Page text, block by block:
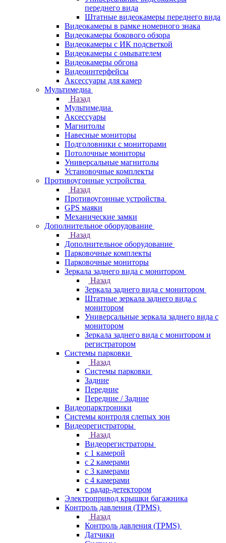
переднего вида
Штатные видеокамеры переднего вида
Видеокамеры в рамке номерного знака
Видеокамеры бокового обзора
Видеокамеры с ИК подсветкой
Видеокамеры с омывателем
Видеокамеры обгона
Видеоинтерфейсы
Аксессуары для камер
Мультимедиа
Назад
Мультимедиа
Аксессуары
Магнитолы
Навесные мониторы
Подголовники с мониторами
Потолочные мониторы
Универсальные магнитолы
Установочные комплекты
Противоугонные устройства
Назад
Противоугонные устройства
GPS маяки
Механические замки
Дополнительное оборудование
Назад
Дополнительное оборудование
Парковочные комплекты
Парковочные мониторы
Зеркала заднего вида с монитором
Назад
Зеркала заднего вида с монитором
Штатные зеркала заднего вида с
монитором
Универсальные зеркала заднего вида с
монитором
Зеркала заднего вида с монитором и
регистратором
Системы парковки
Назад
Системы парковки
Задние
Передние
Передние / Задние
Видеопарктроники
Системы контроля слепых зон
Видеорегистраторы
Назад
Видеорегистраторы
с 1 камерой
с 2 камерами
с 3 камерами
с 4 камерами
с радар-детектором
Электропривод крышки багажника
Контроль давления (TPMS)
Назад
Контроль давления (TPMS)
Датчики